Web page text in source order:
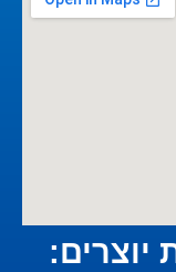
יוצרים: